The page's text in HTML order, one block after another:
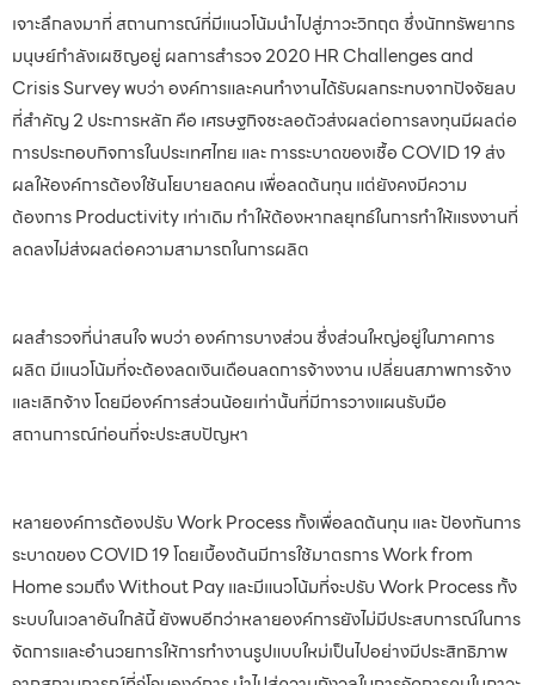
เจาะลึกลงมาที่ สถานการณ์ที่มีแนวโน้มนำไปสู่ภาวะวิกฤต ซึ่งนักทรัพยากร
มนุษย์กำลังเผชิญอยู่ ผลการสำรวจ 2020 HR Challenges and
Crisis Survey พบว่า องค์การและคนทำงานได้รับผลกระทบจากปัจจัยลบ
ที่สำคัญ 2 ประการหลัก คือ เศรษฐกิจชะลอตัวส่งผลต่อการลงทุนมีผลต่อ
การประกอบกิจการในประเทศไทย และ การระบาดของเชื้อ COVID 19 ส่ง
ผลให้องค์การต้องใช้นโยบายลดคน เพื่อลดต้นทุน แต่ยังคงมีความ
ต้องการ Productivity เท่าเดิม ทำให้ต้องหากลยุทธ์ในการทำให้แรงงานที่
ลดลงไม่ส่งผลต่อความสามารถในการผลิต
ผลสำรวจที่น่าสนใจ พบว่า องค์การบางส่วน ซึ่งส่วนใหญ่อยู่ในภาคการ
ผลิต มีแนวโน้มที่จะต้องลดเงินเดือนลดการจ้างงาน เปลี่ยนสภาพการจ้าง
และเลิกจ้าง โดยมีองค์การส่วนน้อยเท่านั้นที่มีการวางแผนรับมือ
สถานการณ์ก่อนที่จะประสบปัญหา
หลายองค์การต้องปรับ Work Process ทั้งเพื่อลดต้นทุน และ ป้องกันการ
ระบาดของ COVID 19 โดยเบื้องต้นมีการใช้มาตรการ Work from
Home รวมถึง Without Pay และมีแนวโน้มที่จะปรับ Work Process ทั้ง
ระบบในเวลาอันใกล้นี้ ยังพบอีกว่าหลายองค์การยังไม่มีประสบการณ์ในการ
จัดการและอำนวยการให้การทำงานรูปแบบใหม่เป็นไปอย่างมีประสิทธิภาพ